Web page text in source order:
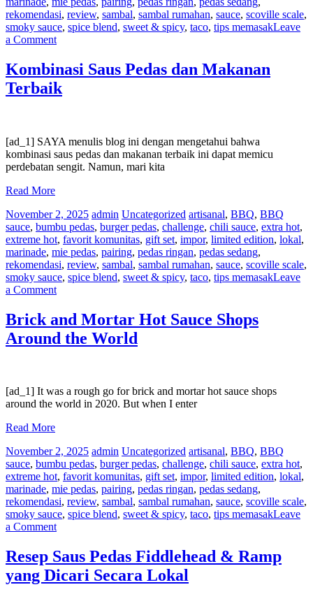
rekomendasi, review, sambal, sambal rumahan, sauce, scoville scale,
smoky sauce, spice blend, sweet & spicy, taco, tips memasakLeave
a Commenton
Pedas
Terbaik
untuk
Kombinasi Saus Pedas dan Makanan
Terbaik
[ad_1] SAYA menulis blog ini dengan mengetahui bahwa
kombinasi saus pedas dan makanan terbaik ini dapat memicu
perdebatan sengit. Namun, mari kita
Read More
November 2, 2025 admin Uncategorized artisanal, BBQ, BBQ
sauce, bumbu pedas, burger pedas, challenge, chili sauce, extra hot,
extreme hot, favorit komunitas, gift set, impor, limited edition, lokal,
marinade, mie pedas, pairing, pedas ringan, pedas sedang,
rekomendasi, review, sambal, sambal rumahan, sauce, scoville scale,
smoky sauce, spice blend, sweet & spicy, taco, tips memasakLeave
a Commenton
Saus
Pedas
dan
Brick and Mortar Hot Sauce Shops
Around the World
[ad_1] It was a rough go for brick and mortar hot sauce shops
around the world in 2020. But when I enter
Read More
November 2, 2025 admin Uncategorized artisanal, BBQ, BBQ
sauce, bumbu pedas, burger pedas, challenge, chili sauce, extra hot,
extreme hot, favorit komunitas, gift set, impor, limited edition, lokal,
marinade, mie pedas, pairing, pedas ringan, pedas sedang,
rekomendasi, review, sambal, sambal rumahan, sauce, scoville scale,
smoky sauce, spice blend, sweet & spicy, taco, tips memasakLeave
a Commenton
and
Mortar
Hot
Resep Saus Pedas Fiddlehead & Ramp
yang Dicari Secara Lokal